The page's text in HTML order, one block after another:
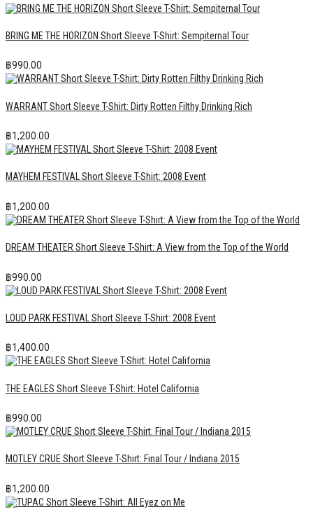
BRING ME THE HORIZON Short Sleeve T-Shirt: Sempiternal Tour
฿990.00
WARRANT Short Sleeve T-Shirt: Dirty Rotten Filthy Drinking Rich
฿1,200.00
MAYHEM FESTIVAL Short Sleeve T-Shirt: 2008 Event
฿1,200.00
DREAM THEATER Short Sleeve T-Shirt: A View from the Top of the World
฿990.00
LOUD PARK FESTIVAL Short Sleeve T-Shirt: 2008 Event
฿1,400.00
THE EAGLES Short Sleeve T-Shirt: Hotel California
฿990.00
MOTLEY CRUE Short Sleeve T-Shirt: Final Tour / Indiana 2015
฿1,200.00